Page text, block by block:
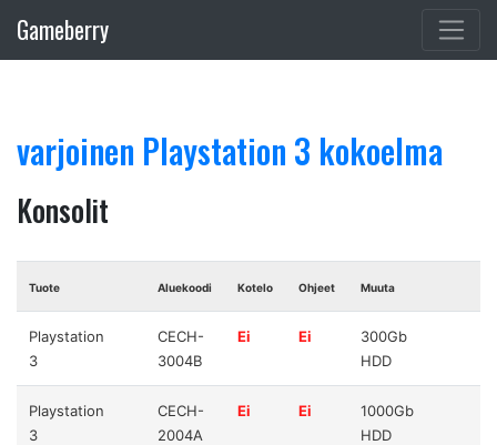
Gameberry
varjoinen Playstation 3 kokoelma
Konsolit
Tuote Aluekoodi Kotelo Ohjeet Muuta
Playstation
3
CECH-
3004B
Ei Ei
300Gb
HDD
Playstation
3
CECH-
2004A
Ei Ei
1000Gb
HDD